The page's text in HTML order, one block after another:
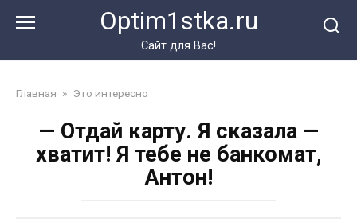
Optim1stka.ru
Сайт для Вас!
Главная » Это интересно
— Отдай карту. Я сказала —
хватит! Я тебе не банкомат,
Антон!